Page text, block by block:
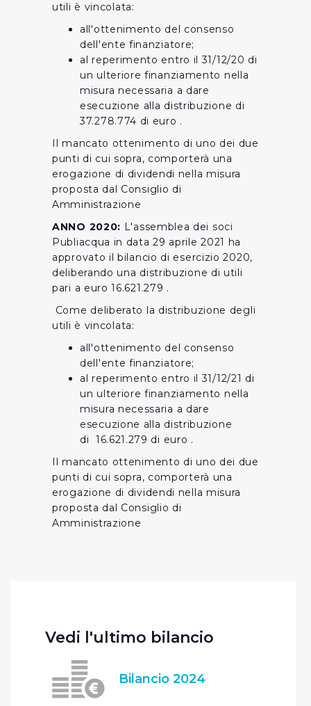
utili è vincolata:
all'ottenimento del consenso
dell'ente finanziatore;
al reperimento entro il 31/12/20 di
un ulteriore finanziamento nella
misura necessaria a dare
esecuzione alla distribuzione di
37.278.774 di euro .
Il mancato ottenimento di uno dei due
punti di cui sopra, comporterà una
erogazione di dividendi nella misura
proposta dal Consiglio di
Amministrazione
ANNO 2020: L'assemblea dei soci
Publiacqua in data 29 aprile 2021 ha
approvato il bilancio di esercizio 2020,
deliberando una distribuzione di utili
pari a euro 16.621.279 .
Come deliberato la distribuzione degli
utili è vincolata:
all'ottenimento del consenso
dell'ente finanziatore;
al reperimento entro il 31/12/21 di
un ulteriore finanziamento nella
misura necessaria a dare
esecuzione alla distribuzione
di 16.621.279 di euro .
Il mancato ottenimento di uno dei due
punti di cui sopra, comporterà una
erogazione di dividendi nella misura
proposta dal Consiglio di
Amministrazione
Vedi l'ultimo bilancio
Bilancio 2024